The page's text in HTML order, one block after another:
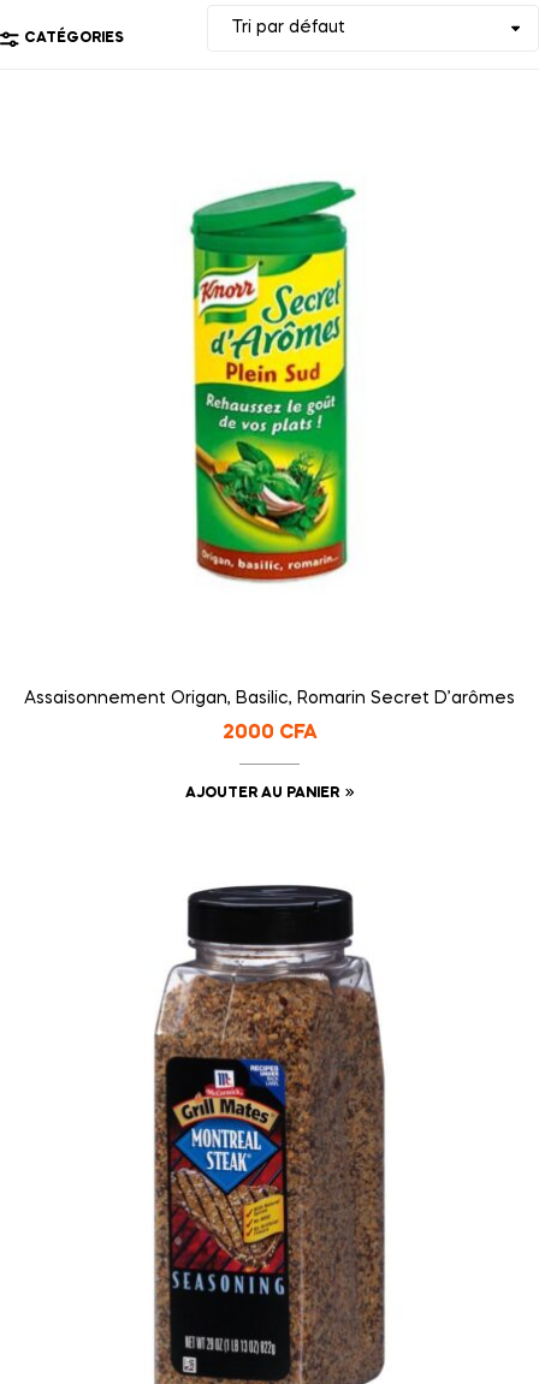
CATÉGORIES
Assaisonnement Origan, Basilic, Romarin Secret D’arômes
2000 CFA
AJOUTER AU PANIER